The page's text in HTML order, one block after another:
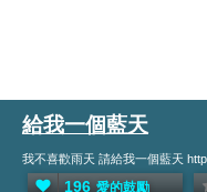
給我一個藍天
我不喜歡雨天 請給我一個藍天
196 愛的鼓勵